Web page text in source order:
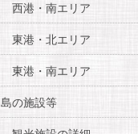
西港・南エリア
東港・北エリア
東港・南エリア
島の施設等